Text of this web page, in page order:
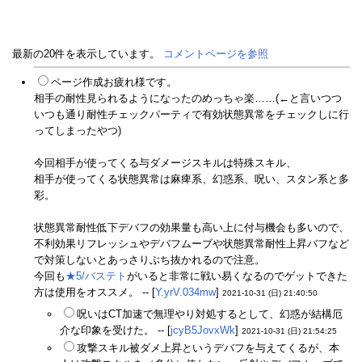
最新の20件を表示しています。 コメントページを参照
ページ作成お疲れ様です。
相手の耐性見られるようになったのめっちゃ楽……(←と言いつつ
いつも通り耐性チェックパーティで有効状態異常をチェックしに行
ってしまったやつ)
今回相手が使ってくる与ダメージスキルは特殊スキル、
相手が使ってくる状態異常は麻痺系、幻惑系、呪い、スタン系と多
彩。
状態異常耐性低下デバフの効果量も高い上に付与機会も多いので、
不利効果リフレッシュやデバフムーブや状態異常耐性上昇バフなど
で対策しないとあっさりぶち抜かれるので注意。
今回も ★5/バステト がいると非常に戦い易くなるのでゲットできた
方は使用をオススメ。 -- [Y.yrV.034mw] 2021-10-31 (日) 21:40:50
呪いはCT加速で無理やり対処するとして、幻惑が結構厄
介な印象を受けた。 -- [jcyB5JovxWk] 2021-10-31 (日) 21:54:25
攻撃スキル被ダメ上昇というデバフを与えてくるが、本